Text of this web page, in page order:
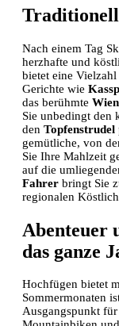
Nach einem Tag
herzhafte und
bietet eine Vielzahl
Gerichte wie
das berühmte
Sie unbedingt den
den Topfenstrudel
gemütliche, von
Sie Ihre Mahlzeit
auf die
Fahrer bringt Sie
regionalen
Abenteuer
das ganze
Hochfügen bietet
Sommermonaten
Ausgangspunkt